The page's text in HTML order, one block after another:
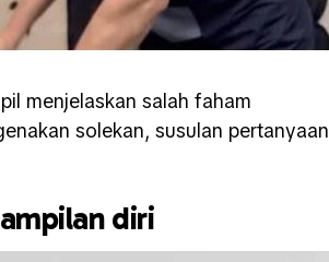
menjelaskan salah faham
solekan, susulan pertanyaan
diri